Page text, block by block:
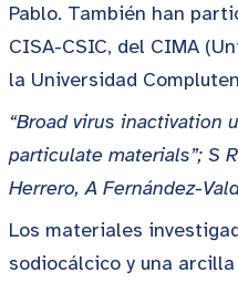
Pablo. También han
CISA-CSIC, del CIMA
la Universidad
“Broad virus inactivation
particulate materials”; S
Herrero, A Fernández-
Los materiales
sodiocálcico y una